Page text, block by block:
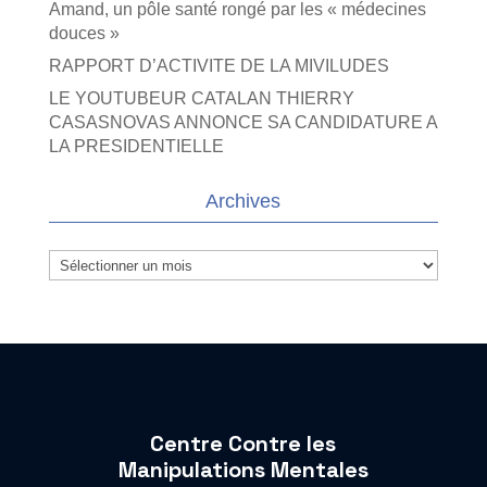
Amand, un pôle santé rongé par les « médecines
douces »
RAPPORT D’ACTIVITE DE LA MIVILUDES
LE YOUTUBEUR CATALAN THIERRY
CASASNOVAS ANNONCE SA CANDIDATURE A
LA PRESIDENTIELLE
Archives
Archives
Centre Contre les
Manipulations Mentales